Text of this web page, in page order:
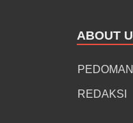
ABOUT
REDAKSI